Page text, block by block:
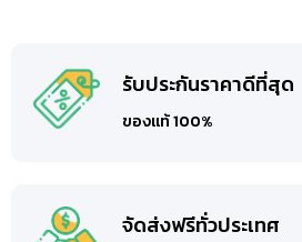
รับประกันราคาดีที่สุด
ของแท้ 100%
จัดส่งฟรีทั่วประเทศ